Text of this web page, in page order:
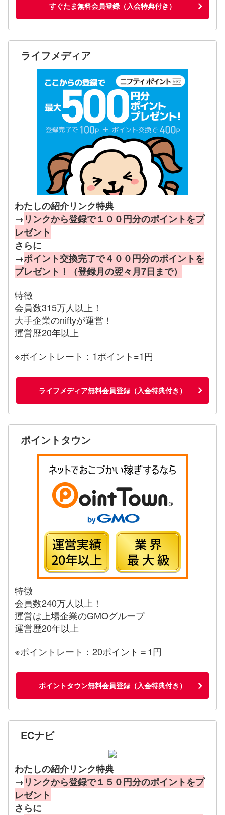
すぐたま無料会員登録（入会特典付き）
ライフメディア
わたしの紹介リンク特典
→ リンクから登録で１００円分のポイントをプ
レゼント
さらに
→ポイント交換完了で４００円分のポイントを
プレゼント！（登録月の翌々月7日まで）
特徴
会員数315万人以上！
大手企業のniftyが運営！
運営歴20年以上
※ポイントレート：1ポイント=1円
ライフメディア無料会員登録（入会特典付き）
ポイントタウン
特徴
会員数240万人以上！
運営は上場企業のGMOグループ
運営歴20年以上
※ポイントレート：20ポイント＝1円
ポイントタウン無料会員登録（入会特典付き）
ECナビ
わたしの紹介リンク特典
→ リンクから登録で１５０円分のポイントをプ
レゼント
さらに